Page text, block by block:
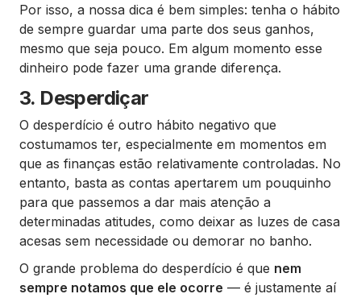
Por isso, a nossa dica é bem simples: tenha o hábito
de sempre guardar uma parte dos seus ganhos,
mesmo que seja pouco. Em algum momento esse
dinheiro pode fazer uma grande diferença.
3. Desperdiçar
O desperdício é outro hábito negativo que
costumamos ter, especialmente em momentos em
que as finanças estão relativamente controladas. No
entanto, basta as contas apertarem um pouquinho
para que passemos a dar mais atenção a
determinadas atitudes, como deixar as luzes de casa
acesas sem necessidade ou demorar no banho.
O grande problema do desperdício é que nem
sempre notamos que ele ocorre — é justamente aí